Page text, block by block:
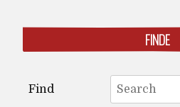
FINDE
for:
Find